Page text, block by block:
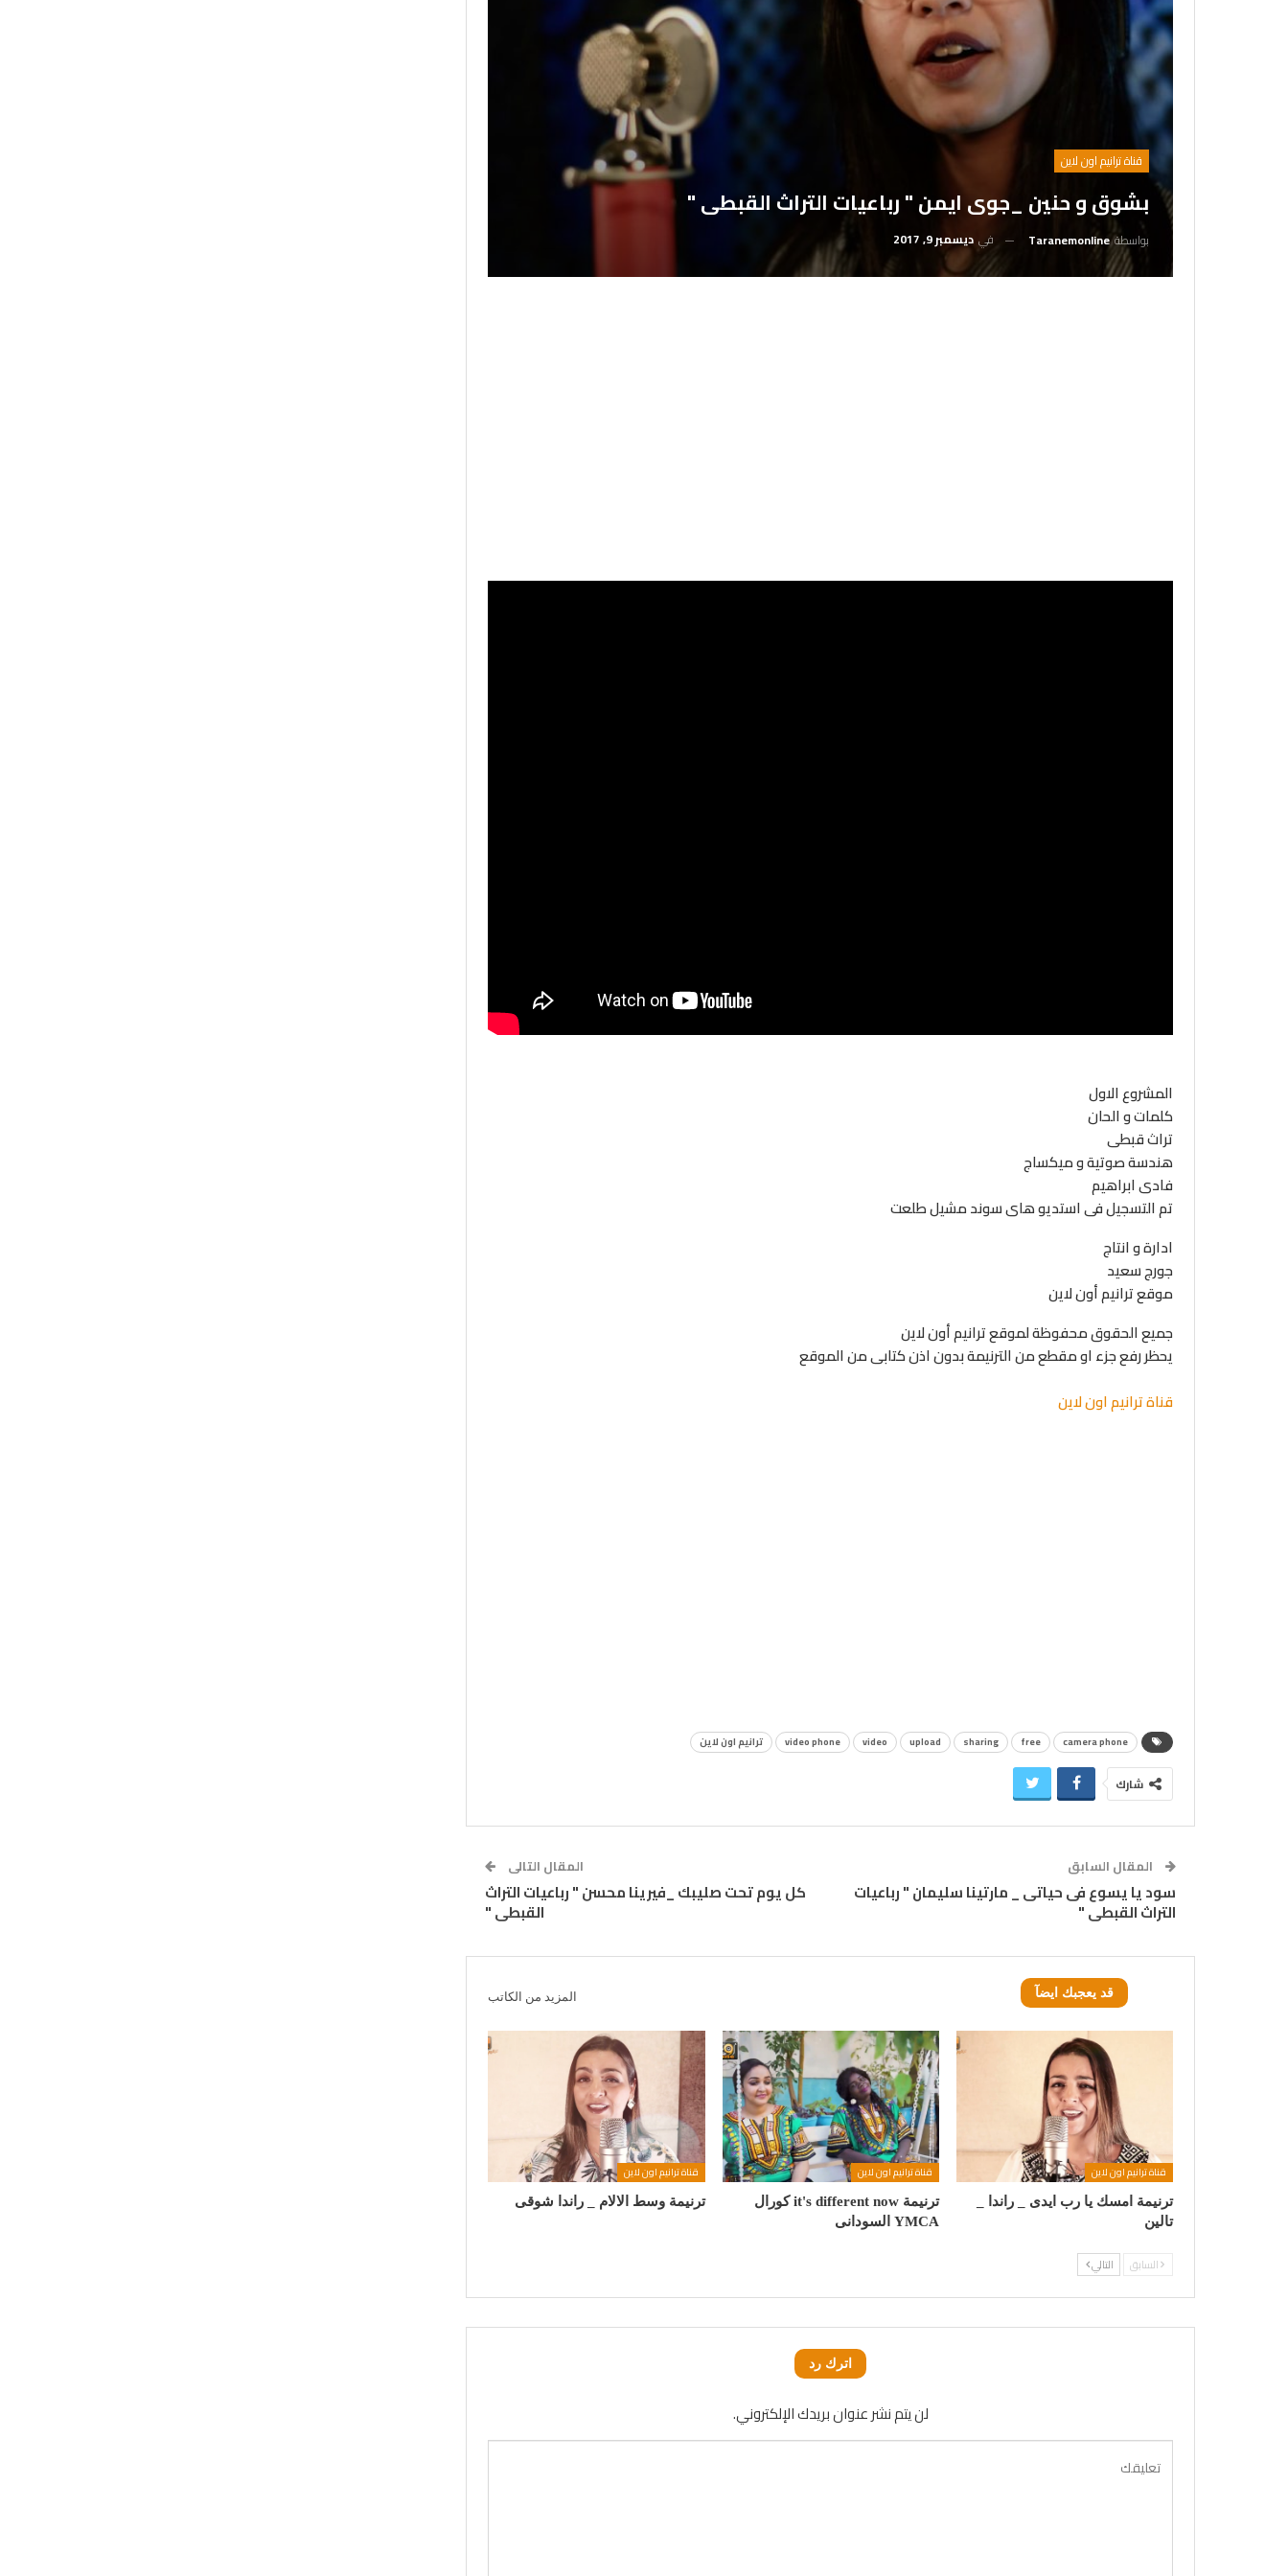
قناة ترانيم اون لاين
بشوق و حنين _جوى ايمن " رباعيات التراث القبطى "
بواسطةTaranemonline في ديسمبر 9, 2017
المشروع الاول
كلمات و الحان
تراث قبطى
هندسة صوتية و ميكساج
فادى ابراهيم
تم التسجيل فى استديو هاى سوند مشيل طلعت
ادارة و انتاج
جورج سعيد
موقع ترانيم أون لاين
جميع الحقوق محفوظة لموقع ترانيم أون لاين
يحظر رفع جزء او مقطع من الترنيمة بدون اذن كتابى من الموقع
قناة ترانيم اون لاين
camera phone
free
sharing
upload
video
video phone ترانيم اون لاين
شارك
المقال السابق
سود يا يسوع فى حياتى _ مارتينا سليمان " رباعيات
التراث القبطى "
المقال التالى
كل يوم تحت صليبك _فيرينا محسن " رباعيات التراث
القبطى "
قد يعجبك ايضآ المزيد من الكاتب
قناة ترانيم اون لاين
ترنيمة امسك يا رب ايدى _ راندا _
تالين
قناة ترانيم اون لاين
ترنيمة it's different now كورال
YMCA السودانى
قناة ترانيم اون لاين
ترنيمة وسط الالام _ راندا شوقى
السابق التالي
اترك رد
لن يتم نشر عنوان بريدك الإلكتروني.